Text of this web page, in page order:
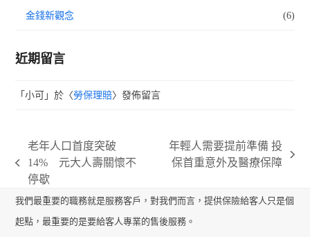
金錢新觀念 (6)
近期留言
「小可 」於〈勞保理賠〉發佈留言
previous
post:
老年人口首度突破
14% 元大人壽關懷不
停歇
next
年輕人需要提前準備 投
保首重意外及醫療保障
我們最重要的職務就是服務客戶，對我們而言，提供保險給客人只是個
起點，最重要的是要給客人專業的售後服務。